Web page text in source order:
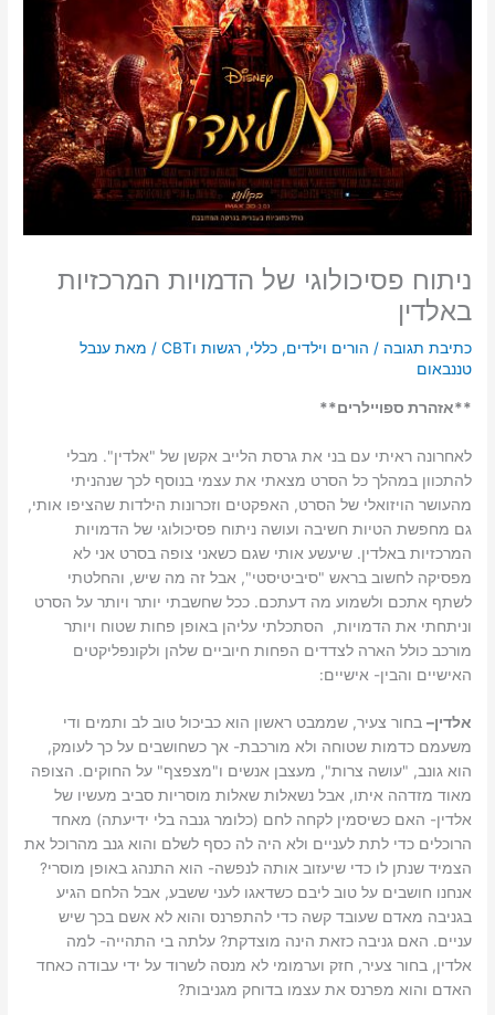
ניתוח פסיכולוגי של הדמויות המרכזיות
באלדין
כתיבת תגובה / הורים וילדים,כללי,רגשות וCBT / מאתענבל
טננבאום
**אזהרת ספויילרים**
לאחרונה ראיתי עם בני את גרסת הלייב אקשן של "אלדין". מבלי
להתכוון במהלך כל הסרט מצאתי את עצמי בנוסף לכך שנהניתי
מהעושר הויזואלי של הסרט, האפקטים וזכרונות הילדות שהציפו אותי,
גם מחפשת הטיות חשיבה ועושה ניתוח פסיכולוגי של הדמויות
המרכזיות באלדין. שיעשע אותי שגם כשאני צופה בסרט אני לא
מפסיקה לחשוב בראש "סיביטיסטי", אבל זה מה שיש, והחלטתי
לשתף אתכם ולשמוע מה דעתכם. ככל שחשבתי יותר ויותר על הסרט
וניתחתי את הדמויות, הסתכלתי עליהן באופן פחות שטוח ויותר
מורכב כולל הארה לצדדים הפחות חיוביים שלהן ולקונפליקטים
האישיים והבין- אישיים:
אלדין– בחור צעיר, שממבט ראשון הוא כביכול טוב לב ותמים ודי
משעמם כדמות שטוחה ולא מורכבת- אך כשחושבים על כך לעומק,
הוא גונב, "עושה צרות", מעצבן אנשים ו"מצפצף" על החוקים. הצופה
מאוד מזדהה איתו, אבל נשאלות שאלות מוסריות סביב מעשיו של
אלדין- האם כשיסמין לקחה לחם (כלומר גנבה בלי ידיעתה) מאחד
הרוכלים כדי לתת לעניים ולא היה לה כסף לשלם והוא גנב מהרוכל את
הצמיד שנתן לו כדי שיעזוב אותה לנפשה- הוא התנהג באופן מוסרי?
אנחנו חושבים על טוב ליבם כשדאגו לעני ששבע, אבל הלחם הגיע
בגניבה מאדם שעובד קשה כדי להתפרנס והוא לא אשם בכך שיש
עניים. האם גניבה כזאת הינה מוצדקת? עלתה בי התהייה- למה
אלדין, בחור צעיר, חזק וערמומי לא מנסה לשרוד על ידי עבודה כאחד
האדם והוא מפרנס את עצמו בדוחק מגניבות?